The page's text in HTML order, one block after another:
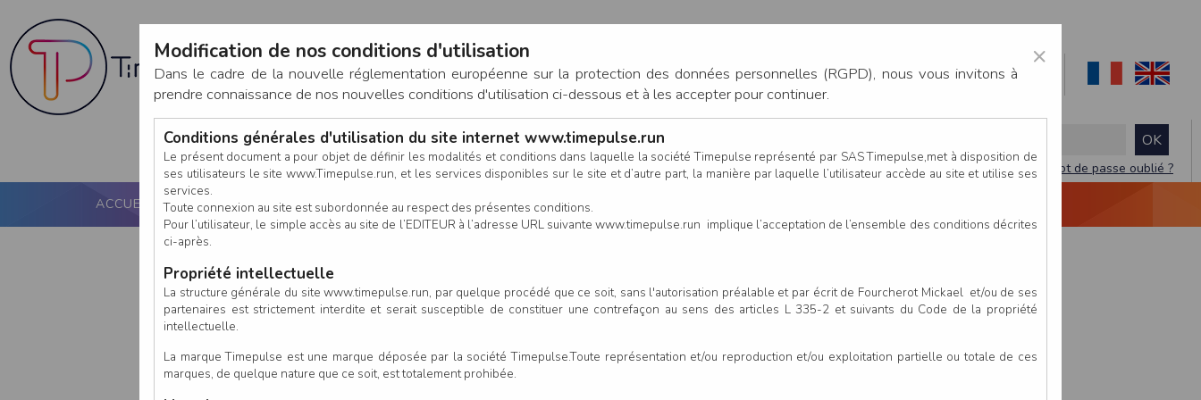
CONNEXION
Mot de passe oublié ?
ACCUEIL PUCE ACTIVE NOS SERVICES CALENDRIER RÉSULTATS
×
Modification de nos conditions d'utilisation
Dans le cadre de la nouvelle réglementation européenne sur la protection des données personnelles (RGPD), nous vous invitons à
prendre connaissance de nos nouvelles conditions d'utilisation ci-dessous et à les accepter pour continuer.
Conditions générales d'utilisation du site internet www.timepulse.run
Le présent document a pour objet de définir les modalités et conditions dans laquelle la société Timepulse représenté par SAS Timepulse,met à disposition de
ses utilisateurs le site www.Timepulse.run, et les services disponibles sur le site et d’autre part, la manière par laquelle l’utilisateur accède au site et utilise ses
services.
Toute connexion au site est subordonnée au respect des présentes conditions.
Pour l’utilisateur, le simple accès au site de l’EDITEUR à l’adresse URL suivante www.timepulse.run implique l’acceptation de l’ensemble des conditions décrites
ci-après.
Propriété intellectuelle
La structure générale du site www.timepulse.run, par quelque procédé que ce soit, sans l'autorisation préalable et par écrit de Fourcherot Mickael et/ou de ses
partenaires est strictement interdite et serait susceptible de constituer une contrefaçon au sens des articles L 335-2 et suivants du Code de la propriété
intellectuelle.
La marque Timepulse est une marque déposée par la société Timepulse.Toute représentation et/ou reproduction et/ou exploitation partielle ou totale de ces
marques, de quelque nature que ce soit, est totalement prohibée.